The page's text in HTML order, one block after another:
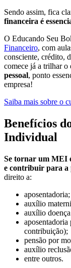
Sendo assim, fica
financeira é
O Educando Seu
Financeiro, com
consciente, crédito,
comece já a trilhar o
pessoal, ponto
empresa!
Saiba mais sobre o
Benefícios
Individual
Se tornar um MEI
e contribuir para a
direito a:
aposentadoria;
auxílio
auxílio
contribuição);
pensão por
auxílio
entre outros.